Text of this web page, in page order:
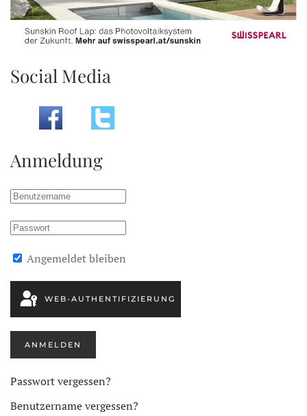
Social Media
Anmeldung
Angemeldet bleiben
WEB-AUTHENTIFIZIERUNG
ANMELDEN
Passwort vergessen?
Benutzername vergessen?